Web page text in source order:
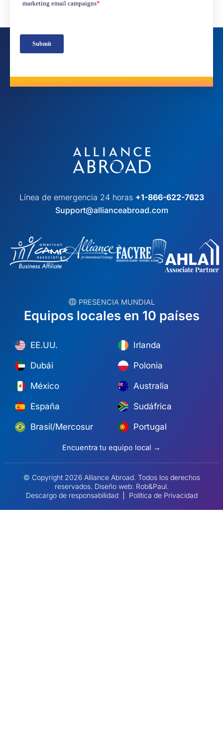
Línea de emergencia 24 horas +1-866-622-7623
Support@allianceabroad.com
︎ PRESENCIA MUNDIAL
Equipos locales en 10 países
EE.UU.
Dubái
México
España
Brasil/Mercosur
Irlanda
Polonia
Australia
Sudáfrica
Portugal
Encuentra tu equipo local →
© Copyright 2026 Alliance Abroad. Todos los derechos
reservados. Diseño web: Rob&Paul.
Descargo de responsabilidad
Política de Privacidad